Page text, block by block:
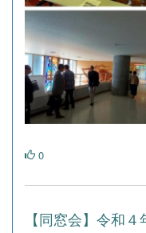
0
【同窓会】令和